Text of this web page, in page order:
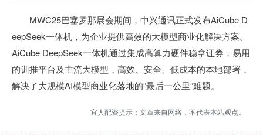
MWC25巴塞罗那展会期间，中兴通讯正式发布AiCube D
eepSeek一体机，为企业提供高效的大模型商业化解决方案。
AiCube DeepSeek一体机通过集成高算力硬件稳拿证券，易用
的训推平台及主流大模型，高效、安全、低成本的本地部署，
解决了大规模AI模型商业化落地的“最后一公里”难题。
宜人配资提示：文章来自网络，不代表本站观点。